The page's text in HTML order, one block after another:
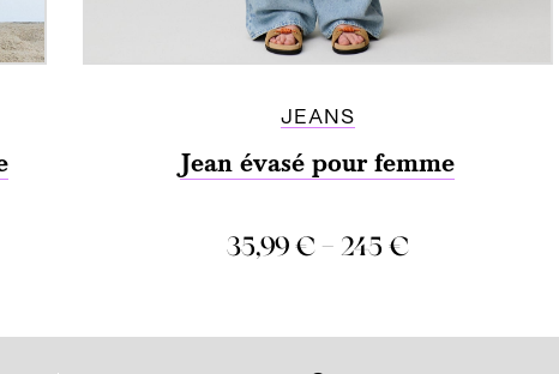
JEANS
Jean évasé pour femme
35,99€– 245€
COMPARER